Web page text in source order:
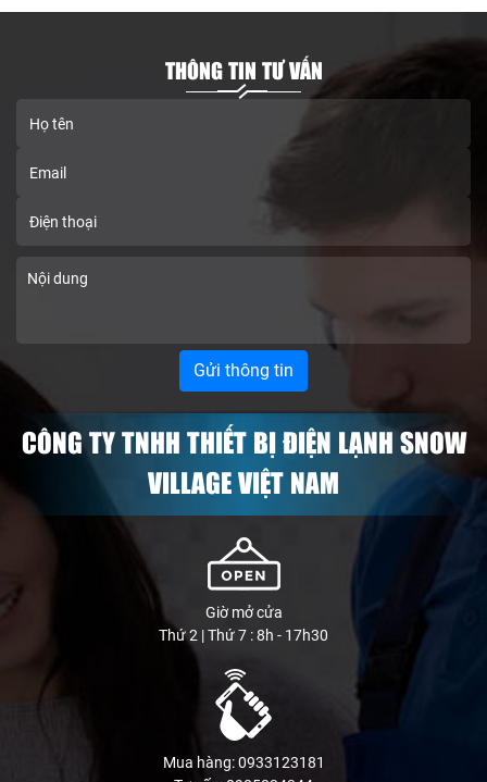
THÔNG TIN TƯ VẤN
CÔNG TY TNHH THIẾT BỊ ĐIỆN LẠNH SNOW
VILLAGE VIỆT NAM
Giờ mở cửa
Thứ 2 | Thứ 7 : 8h - 17h30
Mua hàng: 0933123181